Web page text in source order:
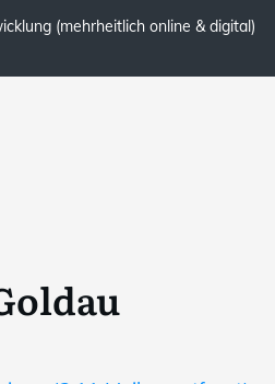
(mehrheitlich online & digital)